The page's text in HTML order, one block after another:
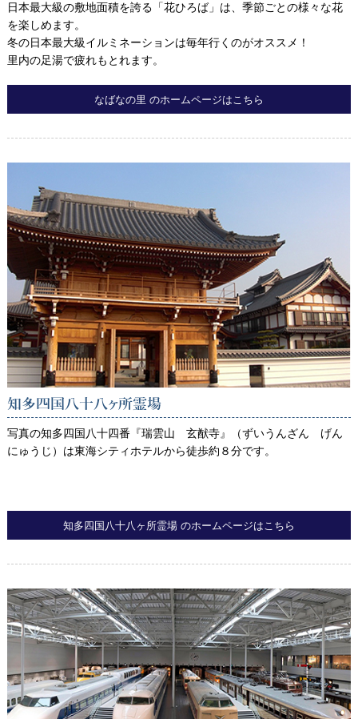
日本最大級の敷地面積を誇る「花ひろば」は、季節ごとの様々な花
を楽しめます。
冬の日本最大級イルミネーションは毎年行くのがオススメ！
里内の足湯で疲れもとれます。
なばなの里 のホームページはこちら
知多四国八十八ヶ所霊場
写真の知多四国八十四番『瑞雲山 玄猷寺』（ずいうんざん げん
にゅうじ）は東海シティホテルから徒歩約８分です。
知多四国八十八ヶ所霊場 のホームページはこちら